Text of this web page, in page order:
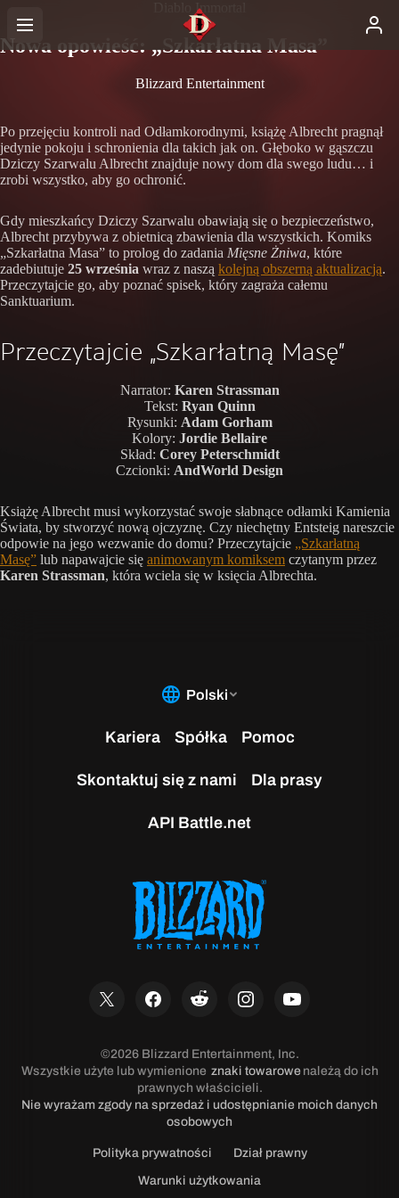
Diablo Immortal
Nowa opowieść: „Szkarłatna Masa”
Blizzard Entertainment
Po przejęciu kontroli nad Odłamkorodnymi, książę Albrecht pragnął
jedynie pokoju i schronienia dla takich jak on. Głęboko w gąszczu
Dziczy Szarwalu Albrecht znajduje nowy dom dla swego ludu… i
zrobi wszystko, aby go ochronić.
Gdy mieszkańcy Dziczy Szarwalu obawiają się o bezpieczeństwo,
Albrecht przybywa z obietnicą zbawienia dla wszystkich. Komiks
„Szkarłatna Masa” to prolog do zadania Mięsne Żniwa, które
zadebiutuje 25 września wraz z naszą kolejną obszerną aktualizacją.
Przeczytajcie go, aby poznać spisek, który zagraża całemu
Sanktuarium.
Przeczytajcie „Szkarłatną Masę”
Narrator: Karen Strassman
Tekst: Ryan Quinn
Rysunki: Adam Gorham
Kolory: Jordie Bellaire
Skład: Corey Peterschmidt
Czcionki: AndWorld Design
Książę Albrecht musi wykorzystać swoje słabnące odłamki Kamienia
Świata, by stworzyć nową ojczyznę. Czy niechętny Entsteig nareszcie
odpowie na jego wezwanie do domu? Przeczytajcie „Szkarłatną
Masę” lub napawajcie się animowanym komiksem czytanym przez
Karen Strassman, która wciela się w księcia Albrechta.